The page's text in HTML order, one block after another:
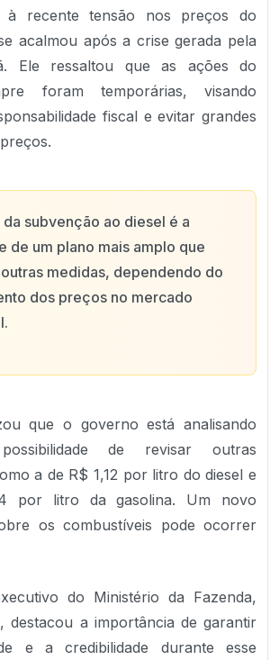
à recente tensão nos preços do
acalmou após a crise gerada pela
Ele ressaltou que as ações do
foram temporárias, visando
fiscal e evitar grandes
subvenção ao diesel é a
de um plano mais amplo que
medidas, dependendo do
dos preços no mercado
que o governo está analisando
de revisar outras
a de R$ 1,12 por litro do diesel e
por litro da gasolina. Um novo
os combustíveis pode ocorrer
do Ministério da Fazenda,
destacou a importância de garantir
e a credibilidade durante esse